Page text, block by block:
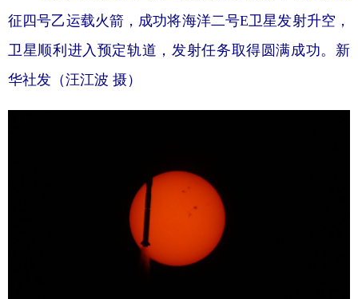
征四号乙运载火箭，成功将海洋二号E卫星发射升空，
卫星顺利进入预定轨道，发射任务取得圆满成功。 新
华社发（汪江波 摄）